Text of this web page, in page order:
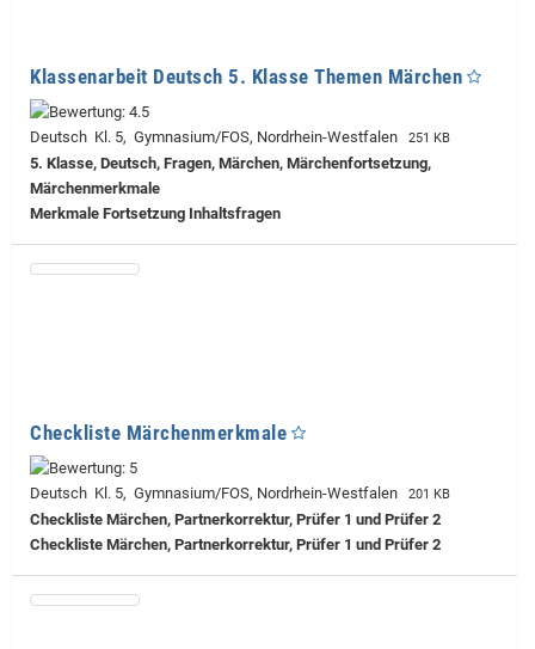
Klassenarbeit Deutsch 5. Klasse Themen Märchen
Deutsch Kl. 5, Gymnasium/FOS, Nordrhein-Westfalen 251 KB
5. Klasse, Deutsch, Fragen, Märchen, Märchenfortsetzung,
Märchenmerkmale
Merkmale Fortsetzung Inhaltsfragen
Checkliste Märchenmerkmale
Deutsch Kl. 5, Gymnasium/FOS, Nordrhein-Westfalen 201 KB
Checkliste Märchen, Partnerkorrektur, Prüfer 1 und Prüfer 2
Checkliste Märchen, Partnerkorrektur, Prüfer 1 und Prüfer 2